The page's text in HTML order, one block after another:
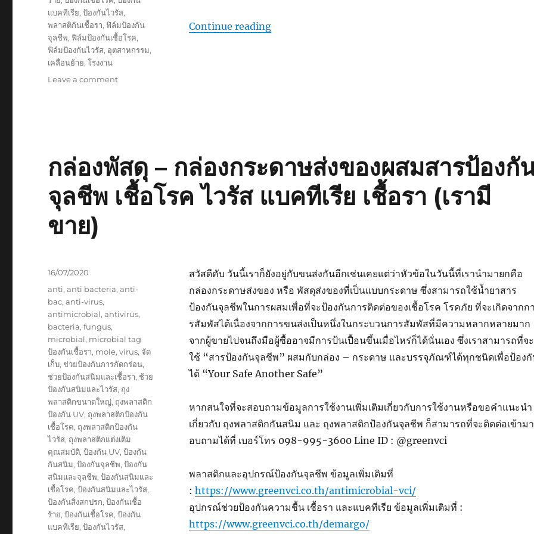
Continue reading“เชื้อแบคทีเรีย ในกระเป๋าเครื่องสำอาง กับวิธีป้องกันที่มีกลิ่นหอ
แบคทีเรีย,ป้องกันไวรัส,
พลาสติกันเชื้อรา, ฟิล์มป้องกัน
จุลชีพ, ฟิล์มป้องกันเชื้อโรค,
ฟิล์มป้องกันไวรัส, อุตสาหกรรม,
เคลื่อนย้าย,โรงงาน
Leave a commenton
สำอาง
กับ
วิธี
ป้องกัน
ที่
กล่องพัสดุ – กล่องกระดาษส่งของผสมสารป้องกั
จุลชีพ เชื้อโรค ไวรัส แบคทีเรีย เชื้อรา (เรามี
ขาย)
สวัสดีคับ วันนี้เราก็ยังอยู่กับขนส่งกันอีกเช่นเคยแต่ว่าหัวข้อในวันนี้ที่เรานำมายกคือ
กล่องกระดาษส่งของ หรือ พัสดุส่งของที่เป็นแบบกระดาษ ซึ่งสามารถใช้น้ำยาสาร
ป้องกันจุลชีพในการผสมเพื่อที่จะป้องกันการติดต่อของเชื้อโรค โรคภัย ที่จะเกิดจากก
รสัมพัสได้เนื่องจากการขนส่งเป็นหนึ่งในกระบวนการสัมพัสที่มีความหลากหลายมาก
จากผู้ขายไปจนถึงมือผู้ซื้ออาจมีการป้นเปื้อนขึ้นเมื่อไหร่ก็ได้นั่นเอง ซึ่งเราสามารถที่จะ
ใช้ “สารป้องกันจุลชีพ” ผสมกับกล่อง – กระดาษ และบรรจุภัณฑ์ได้ทุกชนิดเพื่อป้อง
ได้ “Your Safe Another Safe”
หากสนใจที่จะสอบถามข้อมูลการใช้งานเพิ่มเติมเกี่ยวกับการใช้งานหรือขอคำแนะนำ
เกี่ยวกับ ถุงพลาสติกกันสนิม และ ถุงพลาสติกป้องกันจุลชีพ ก็สามารถที่จะติดต่อเข้าม
อบถามได้ที่ เบอร์โทร 098-995-3600 Line ID : @greenvci
พลาสติกและอุปกรณ์ป้องกันจุลชีพ ข้อมูลเพิ่มเติมที่
: https://www.greenvci.co.th/antimicrobial-vci/
อุปกรณ์ช่วยป้องกันความชื้น เชื้อรา และแบคทีเรีย ข้อมูลเพิ่มเติมที่ :
https://www.greenvci.co.th/demargo/
Posted
16/07/2020
Tags
anti,anti bacteria,anti-
bac,anti-virus,
antimicrobial,antivirus,
bacteria,fungus,
microbial, microbial tag
ป้องกันเชื้อรา, mole,virus, จัด
เก็บ, ช่วยป้องกันการกัดกร่อน,
ช่วยป้องกันสนิมและเชื้อรา, ช้วย
ป้องกันสนิมและไวรัส, ถุง
พลาสติกขนาดใหญ่, ถุงพลาสติก
ป้องกัน UV, ถุงพลาสติกป้องกัน
เชื้อโรค, ถุงพลาสติกป้องกัน
ไวรัส, ถุงพลาสติกแต่งเติม
คุณสมบัติ,ป้องกัน UV,ป้องกัน
กันสนิม,ป้องกันจุลชีพ,ป้องกัน
สนิมและจุลชีพ,ป้องกันสนิมและ
เชื้อโรค,ป้องกันสนิมและไวรัส,
ป้องกันสิ่งสกปรก,ป้องกันเชื้อ
ร้าย,ป้องกันเชื้อโรค,ป้องกัน
แบคทีเรีย,ป้องกันไวรัส,